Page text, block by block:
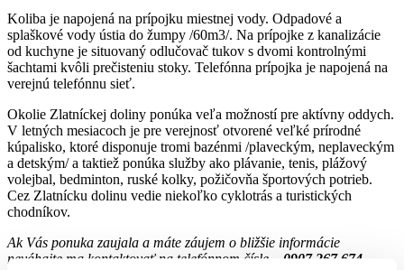
Koliba je napojená na prípojku miestnej vody. Odpadové a
splaškové vody ústia do žumpy /60m3/. Na prípojke z kanalizácie
od kuchyne je situovaný odlučovač tukov s dvomi kontrolnými
šachtami kvôli prečisteniu stoky. Telefónna prípojka je napojená na
verejnú telefónnu sieť.
Okolie Zlatníckej doliny ponúka veľa možností pre aktívny oddych.
V letných mesiacoch je pre verejnosť otvorené veľké prírodné
kúpalisko, ktoré disponuje tromi bazénmi /plaveckým, neplaveckým
a detským/ a taktiež ponúka služby ako plávanie, tenis, plážový
volejbal, bedminton, ruské kolky, požičovňa športových potrieb.
Cez Zlatnícku dolinu vedie niekoľko cyklotrás a turistických
chodníkov.
Ak Vás ponuka zaujala a máte záujem o bližšie informácie
neváhajte ma kontaktovať na telefónnom čísle – 0907 267 674.